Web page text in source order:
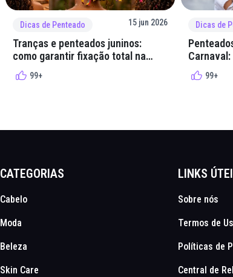
Dicas de Penteado 15 jun 2026
Tranças e penteados juninos:
como garantir fixação total na
quadrilha
99+
Dicas de
99+
CATEGORIAS
Cabelo
Moda
Beleza
Skin Care
LINKS
Sobre nós
Termos de
Políticas de
Central de